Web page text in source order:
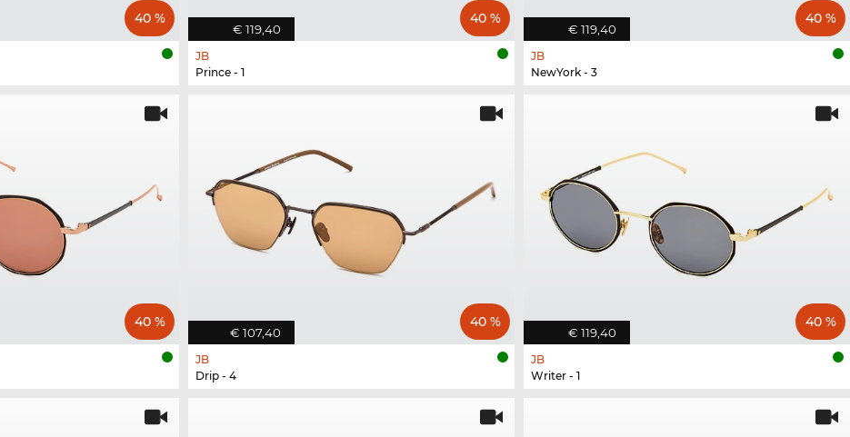
40 %
€ 119,40
40 %
JB
Prince - 1
€ 119,40
40 %
JB
NewYork - 3
40 %
€ 107,40
40 %
JB
Drip - 4
€ 119,40
40 %
JB
Writer - 1